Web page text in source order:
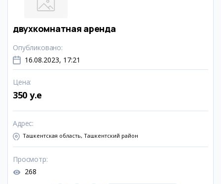
двухкомнатная аренда
Опубликовано:
16.08.2023, 17:21
Цена:
350 y.e
Адрес:
Ташкентская область, Ташкентский район
Просмотр:
268